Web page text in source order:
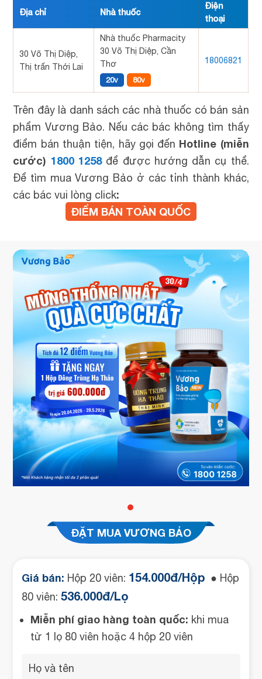
Địa chỉ Nhà thuốc
Điện
thoại
30 Võ Thị Diệp,
Thị trấn Thới Lai
Nhà thuốc Pharmacity
30 Võ Thị Diệp, Cần
Thơ
20v 80v
18006821
Trên đây là danh sách các nhà thuốc có bán sản
phẩm Vương Bảo. Nếu các bác không tìm thấy
điểm bán thuận tiện, hãy gọi đến Hotline (miễn
cước) 1800 1258để được hướng dẫn cụ thể.
Để tìm mua Vương Bảo ở các tỉnh thành khác,
các bác vui lòng click:
ĐIỂM BÁN TOÀN QUỐC
ĐẶT MUA VƯƠNG BẢO
Giá bán: Hộp 20 viên: 154.000đ/Hộp ● Hộp
80 viên:536.000đ/Lọ
Miễn phí giao hàng toàn quốc: khi mua
từ 1 lọ 80 viên hoặc 4 hộp 20 viên